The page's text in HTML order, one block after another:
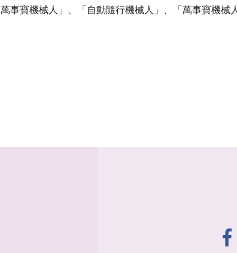
萬事寶機械人 」 、「 自動隨行機械人 」 「 萬事寶機械人